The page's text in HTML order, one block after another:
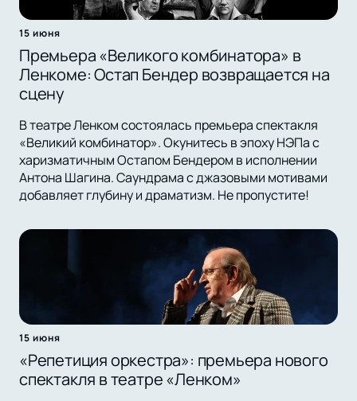
15 июня
Премьера «Великого комбинатора» в
Ленкоме: Остап Бендер возвращается на
сцену
В театре Ленком состоялась премьера спектакля
«Великий комбинатор». Окунитесь в эпоху НЭПа с
харизматичным Остапом Бендером в исполнении
Антона Шагина. Саундрама с джазовыми мотивами
добавляет глубину и драматизм. Не пропустите!
15 июня
«Репетиция оркестра»: премьера нового
спектакля в театре «Ленком»